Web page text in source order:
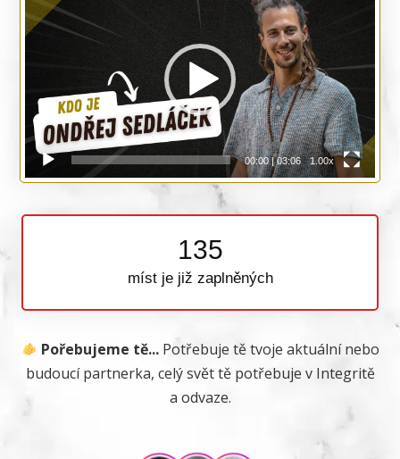
přehrávač
00:00|03:06 1.00x
135
míst je již zaplněných
Pořebujeme tě... Potřebuje tě tvoje aktuální nebo
budoucí partnerka, celý svět tě potřebuje v Integritě
a odvaze.